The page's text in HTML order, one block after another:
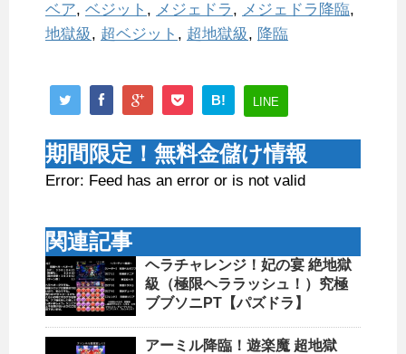
ベア, ベジット , メジェドラ , メジェドラ降臨,
地獄級, 超ベジット , 超地獄級, 降臨
B! LINE
期間限定！無料金儲け情報
Error: Feed has an error or is not valid
関連記事
ヘラチャレンジ！妃の宴 絶地獄
級（極限ヘララッシュ！）究極
ブブソニPT【パズドラ】
アーミル降臨！遊楽魔 超地獄